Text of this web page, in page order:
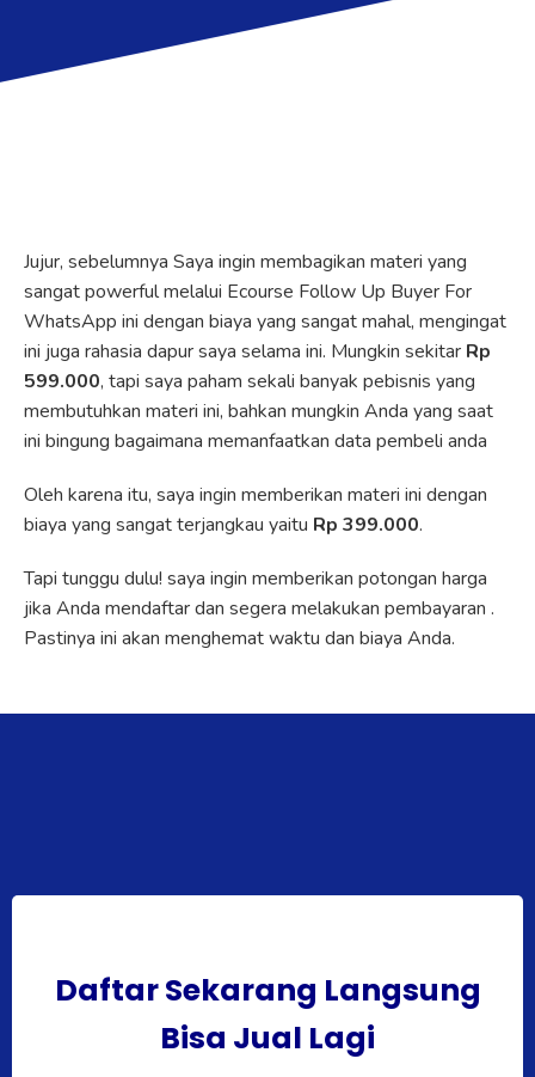
Jujur, sebelumnya Saya ingin membagikan materi yang
sangat powerful melalui Ecourse Follow Up Buyer For
WhatsApp ini dengan biaya yang sangat mahal, mengingat
ini juga rahasia dapur saya selama ini. Mungkin sekitar Rp
599.000, tapi saya paham sekali banyak pebisnis yang
membutuhkan materi ini, bahkan mungkin Anda yang saat
ini bingung bagaimana memanfaatkan data pembeli anda
Oleh karena itu, saya ingin memberikan materi ini dengan
biaya yang sangat terjangkau yaitu Rp 399.000.
Tapi tunggu dulu! saya ingin memberikan potongan harga
jika Anda mendaftar dan segera melakukan pembayaran .
Pastinya ini akan menghemat waktu dan biaya Anda.
Daftar Sekarang Langsung
Bisa Jual Lagi